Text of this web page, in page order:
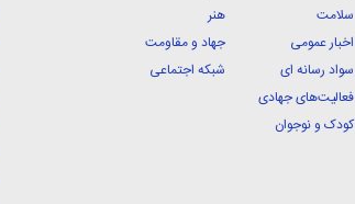
سلامت
اخبار عمومی
سواد رسانه ای
فعالیت‌های جهادی
کودک و نوجوان
هنر
جهاد و مقاومت
شبکه اجتماعی